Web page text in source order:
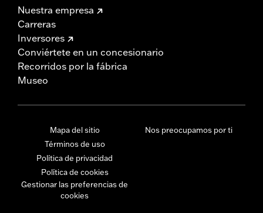
Nuestra empresa
Carreras
Inversores
Conviértete en un concesionario
Recorridos por la fábrica
Museo
Mapa del sitio
Términos de uso
Política de privacidad
Política de cookies
Gestionar las preferencias de
cookies
Nos preocupamos por ti